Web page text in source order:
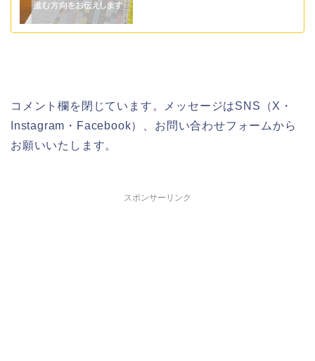
コメント欄を閉じています。メッセージはSNS（X・
Instagram・Facebook）、お問い合わせフォームから
お願いいたします。
スポンサーリンク